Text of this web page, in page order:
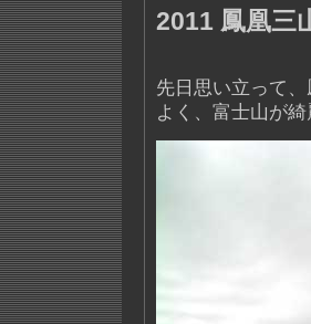
2011 鳳凰三
先日思い立って
よく、富士山が綺